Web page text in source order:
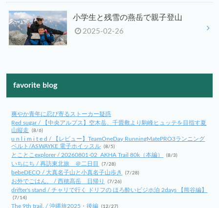
小学生と残雪の燕岳で親子登山
2025-02-26
favorite blog
爽やか青年に忍び寄るストーカー疑惑
Red sugar / 【中央アルプス】空木岳、千畳敷より駒峰ヒュッテを目指す夏
山縦走
(8/6)
u n l i m i t e d / 【レビュー】TeamOneDay RunningMatePRO3ランニング
ベルト/ASWAYKE 電子ホイッスル (8/5)
とことこexplorer / 20260801-02_AKHA Trail 80k（本編） (8/3)
いちにち / 再訪東北旅 ＠二日目 (7/28)
bebeDECO / 大真名子山と小真名子山歩き (7/28)
お外でごはん。 / 西穂高岳 日帰り (7/26)
drifter's stand / チャリで行く ドリフの ほろ酔いビジホ泊 2days 【熊谷編】
(7/14)
The 9th trail. / 沖縄旅2025・後編 (12/27)